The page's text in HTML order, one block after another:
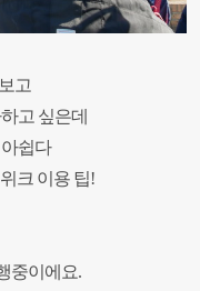
고
고 싶은데
쉽다
크 이용 팁!
중이에요.